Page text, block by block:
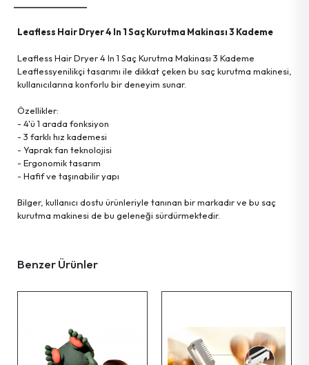
Kişisel Bakım Ürünleri
Güvenlik Ürünleri
Haşere İlaç & Makine & Ürünleri
Tartı Ürünleri
Temizlik Ürünleri
Ev Gereçleri
Aydınlatma Ürünleri
Streç Film &ürünleri
Pet Shop Ürünleri
Askı Grup
Tekstil Ürünleri
Kişisel Eşyalar
Temizlik Gereçleri
Leafless Hair Dryer 4 In 1 Saç Kurutma Makinası 3 Kademe
Leafless Hair Dryer 4 In 1 Saç Kurutma Makinası 3 Kademe
Leaflessyenilikçi tasarımı ile dikkat çeken bu saç kurutma makinesi,
kullanıcılarına konforlu bir deneyim sunar.
Özellikler:
- 4'ü 1 arada fonksiyon
- 3 farklı hız kademesi
- Yaprak fan teknolojisi
- Ergonomik tasarım
- Hafif ve taşınabilir yapı
Bilger, kullanıcı dostu ürünleriyle tanınan bir markadır ve bu saç
kurutma makinesi de bu geleneği sürdürmektedir.
Benzer Ürünler